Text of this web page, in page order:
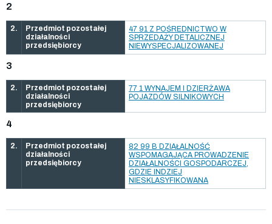
2
2.
Przedmiot pozostałej
działalności
przedsiębiorcy
47 91 Z POŚREDNICTWO W
SPRZEDAŻY DETALICZNEJ
NIEWYSPECJALIZOWANEJ
3
2.
Przedmiot pozostałej
działalności
przedsiębiorcy
77 1 WYNAJEM I DZIERŻAWA
POJAZDÓW SILNIKOWYCH
4
2.
Przedmiot pozostałej
działalności
przedsiębiorcy
82 99 B DZIAŁALNOŚĆ
WSPOMAGAJĄCA PROWADZENIE
DZIAŁALNOŚCI GOSPODARCZEJ,
GDZIE INDZIEJ
NIESKLASYFIKOWANA